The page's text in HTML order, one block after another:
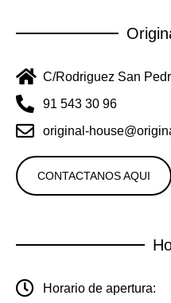
C/Rodriguez San
91 543 30 96
original-
CONTACTANOS AQUI
Horario de apertura: